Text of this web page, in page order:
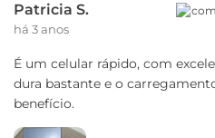
Profundidade (mm): 7,99
Entradas
Entrada P2 Fone de Ouvido
Patricia S.
há 3 anos
É um celular rápido, com
dura bastante e o
benefício.